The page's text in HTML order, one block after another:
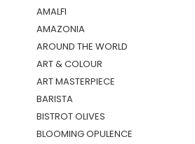
AMALFI
AMAZONIA
AROUND THE WORLD
ART & COLOUR
ART MASTERPIECE
BARISTA
BISTROT OLIVES
BLOOMING OPULENCE